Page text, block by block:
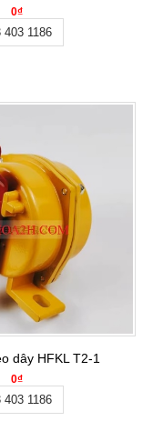
0₫
403 1186
dây HFKL T2-1
0₫
403 1186